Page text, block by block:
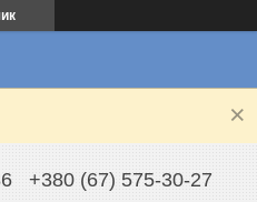
+380 (67) 575-30-27